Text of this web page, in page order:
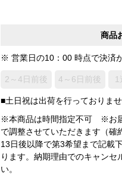
商品
※ 営業日の10：00 時点で決済
2～4日前後 4～6日前後 1
■土日祝は出荷を行っておりま
※本商品は時間指定不可 ※お
で調整させていただきます（確
13日後以降で第3希望まで記載
ります。納期理由でのキャンセ
い。